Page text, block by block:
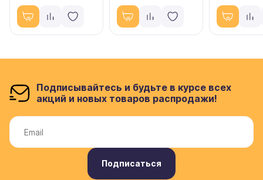
Подписывайтесь и будьте в курсе всех
акций и новых товаров распродажи!
Подписаться